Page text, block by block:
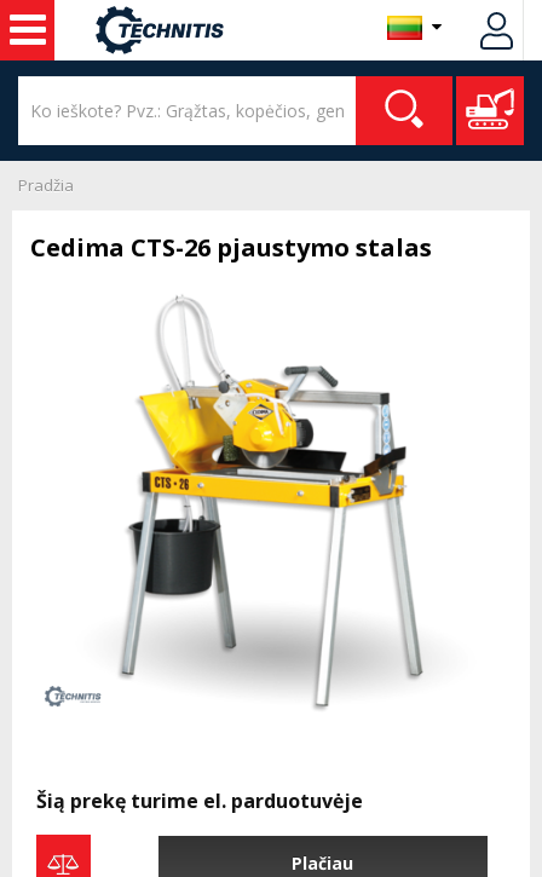
Pradžia
Cedima CTS-26 pjaustymo stalas
Šią prekę turime el. parduotuvėje
Plačiau